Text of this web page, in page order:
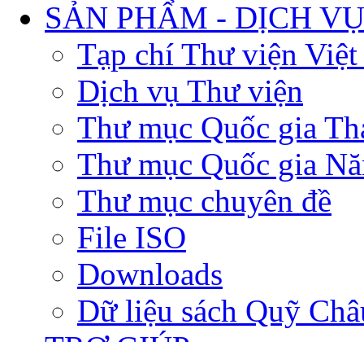
SẢN PHẨM - DỊCH VỤ
Tạp chí Thư viện Việt
Dịch vụ Thư viện
Thư mục Quốc gia
Thư mục Quốc gia
Thư mục chuyên đề
File ISO
Downloads
Dữ liệu sách Quỹ